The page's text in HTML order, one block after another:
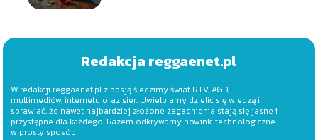
Redakcja reggaenet.pl
W redakcji reggaenet.pl z pasją śledzimy świat RTV, AGD,
multimediów, internetu oraz gier. Uwielbiamy dzielić się wiedzą i
sprawiać, że nawet najbardziej złożone zagadnienia stają się jasne i
przystępne dla każdego. Razem odkrywamy nowinki technologiczne
w prosty sposób!